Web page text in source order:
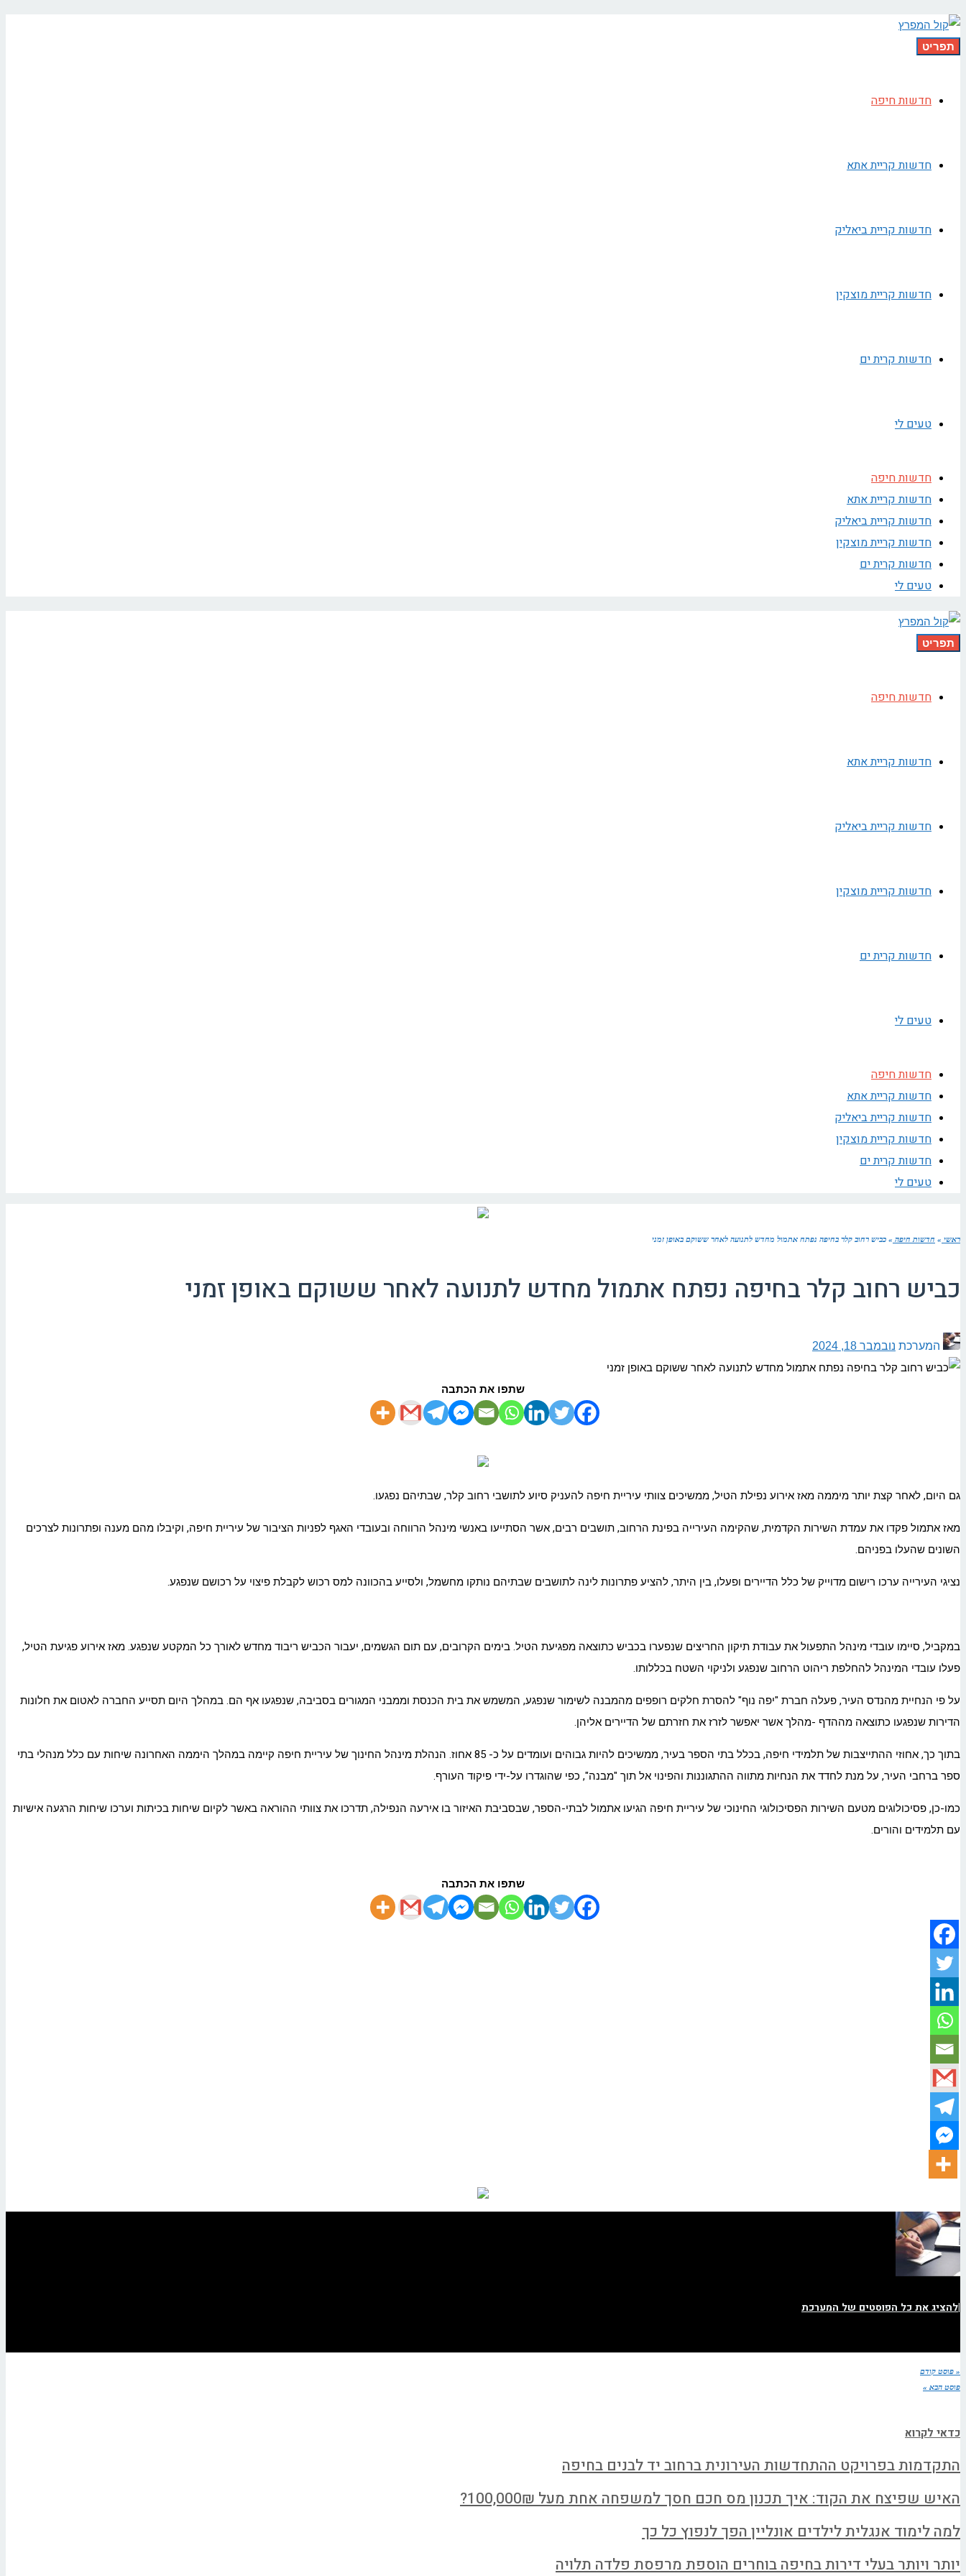
תפריט
חדשות חיפה
חדשות קריית אתא
חדשות קריית ביאליק
חדשות קריית מוצקין
חדשות קרית ים
טעים לי
חדשות חיפה
חדשות קריית אתא
חדשות קריית ביאליק
חדשות קריית מוצקין
חדשות קרית ים
טעים לי
תפריט
חדשות חיפה
חדשות קריית אתא
חדשות קריית ביאליק
חדשות קריית מוצקין
חדשות קרית ים
טעים לי
חדשות חיפה
חדשות קריית אתא
חדשות קריית ביאליק
חדשות קריית מוצקין
חדשות קרית ים
טעים לי
ראשי » חדשות חיפה » כביש רחוב קלר בחיפה נפתח אתמול מחדש לתנועה לאחר ששוקם באופן זמני
כביש רחוב קלר בחיפה נפתח אתמול מחדש לתנועה לאחר ששוקם באופן זמני
המערכת נובמבר 18, 2024
שתפו את הכתבה
גם היום, לאחר קצת יותר מיממה מאז אירוע נפילת הטיל, ממשיכים צוותי עיריית חיפה להעניק סיוע לתושבי רחוב קלר, שבתיהם נפגעו.
מאז אתמול פקדו את עמדת השירות הקדמית, שהקימה העירייה בפינת הרחוב, תושבים רבים, אשר הסתייעו באנשי מינהל הרווחה ובעובדי האגף לפניות הציבור של עיריית חיפה, וקיבלו מהם מענה ופתרונות לצרכים
השונים שהעלו בפניהם.
נציגי העירייה ערכו רישום מדוייק של כלל הדיירים ופעלו, בין היתר, להציע פתרונות לינה לתושבים שבתיהם נותקו מחשמל, ולסייע בהכוונה למס רכוש לקבלת פיצוי על רכושם שנפגע.
במקביל, סיימו עובדי מינהל התפעול את עבודת תיקון החריצים שנפערו בכביש כתוצאה מפגיעת הטיל. בימים הקרובים, עם תום הגשמים, יעבור הכביש ריבוד מחדש לאורך כל המקטע שנפגע. מאז אירוע פגיעת הטיל,
פעלו עובדי המינהל להחלפת ריהוט הרחוב שנפגע ולניקוי השטח בכללותו.
על פי הנחיית מהנדס העיר, פעלה חברת "יפה נוף" להסרת חלקים רופפים מהמבנה לשימור שנפגע, המשמש את בית הכנסת וממבני המגורים בסביבה, שנפגעו אף הם. במהלך היום תסייע החברה לאטום את חלונות
הדירות שנפגעו כתוצאה מההדף -מהלך אשר יאפשר לזרז את חזרתם של הדיירים אליהן.
בתוך כך, אחוזי ההתייצבות של תלמידי חיפה, בכלל בתי הספר בעיר, ממשיכים להיות גבוהים ועומדים על כ- 85 אחוז. הנהלת מינהל החינוך של עיריית חיפה קיימה במהלך היממה האחרונה שיחות עם כלל מנהלי בתי
ספר ברחבי העיר, על מנת לחדד את הנחיות מתווה ההתגוננות והפינוי אל תוך "מבנה", כפי שהוגדרו על-ידי פיקוד העורף.
כמו-כן, פסיכולוגים מטעם השירות הפסיכולוגי החינוכי של עיריית חיפה הגיעו אתמול לבתי-הספר, שבסביבת האיזור בו אירעה הנפילה, תדרכו את צוותי ההוראה באשר לקיום שיחות בכיתות וערכו שיחות הרגעה אישיות
עם תלמידים והורים.
שתפו את הכתבה
|להציג את כל הפוסטים של המערכת
« פוסט קודם
פוסט הבא »
כדאי לקרוא
התקדמות בפרויקט ההתחדשות העירונית ברחוב יד לבנים בחיפה
האיש שפיצח את הקוד: איך תכנון מס חכם חסך למשפחה אחת מעל 100,000₪?
למה לימוד אנגלית לילדים אונליין הפך לנפוץ כל כך
יותר ויותר בעלי דירות בחיפה בוחרים הוספת מרפסת פלדה תלויה